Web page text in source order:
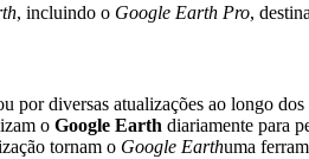
, incluindo o Google Earth Pro,
por diversas atualizações ao longo
o Google Earth diariamente para
tornam o Google Earthuma